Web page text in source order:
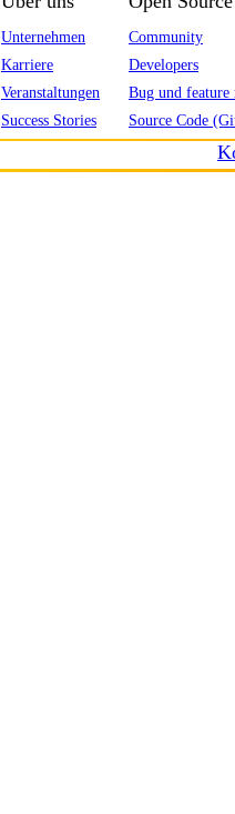
Unternehmen
Karriere
Veranstaltungen
Success Stories
Community
Developers
Bug und feature
Source Code